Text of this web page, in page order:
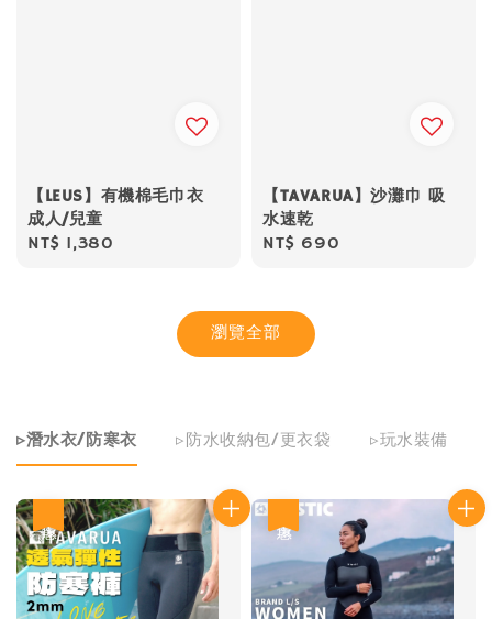
【LEUS】有機棉毛巾衣
成人/兒童
Regular
NT$ 1,380
【TAVARUA】沙灘巾 吸
水速乾
Regular
NT$ 690
瀏覽全部
▹潛水衣/防寒衣 ▹防水收納包/更衣袋 ▹玩水裝備